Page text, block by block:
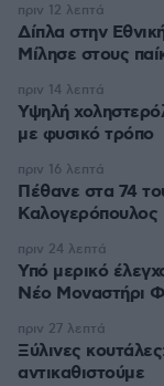
Δίπλα στην
Μίλησε στους
πριν 12 λεπτά
Υψηλή
με φυσικό τρόπο
πριν 14 λεπτά
Πέθανε στα 74
Καλογερόπουλος
πριν 16 λεπτά
Υπό μερικό
Νέο Μοναστήρι
πριν 24 λεπτά
Ξύλινες
αντικαθιστούμε
πριν 27 λεπτά